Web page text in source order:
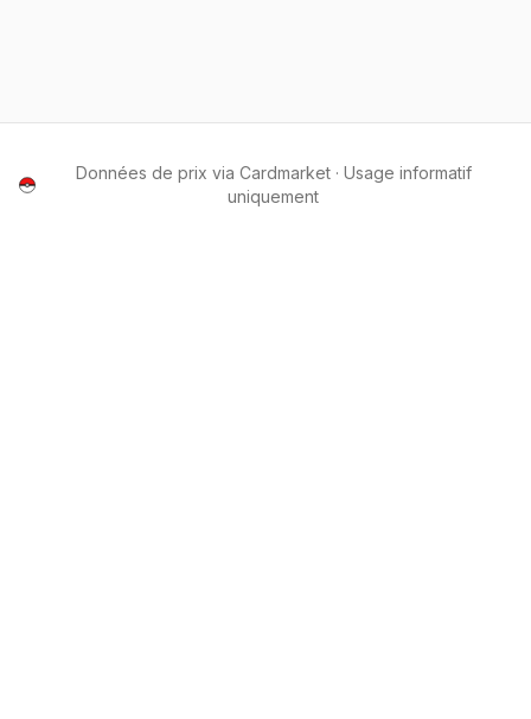
Données de prix via Cardmarket · Usage informatif
uniquement